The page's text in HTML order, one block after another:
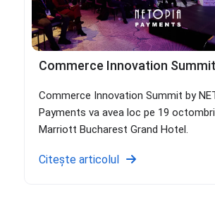
Commerce Innovation
Commerce Innovation Summit by
Payments va avea loc pe 19
Marriott Bucharest Grand Hotel.
Citește articolul